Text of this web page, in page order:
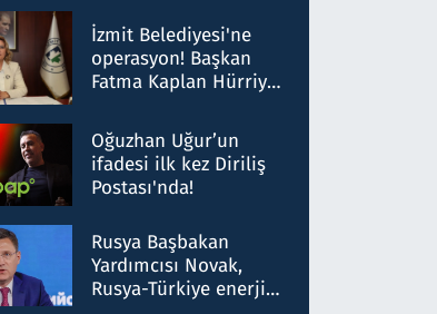
Milyar liralık para
trafiği tespit edildi
İzmit Belediyesi'ne
operasyon! Başkan
Fatma Kaplan Hürriyet
Oğuzhan Uğur’un
ifadesi ilk kez Diriliş
Postası'nda!
Rusya Başbakan
Yardımcısı Novak,
Rusya-Türkiye enerji